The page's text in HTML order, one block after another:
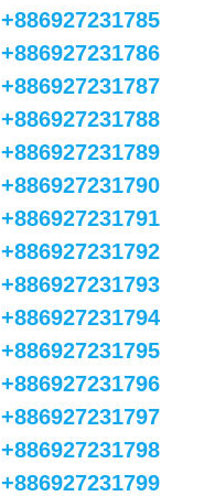
+886927231785
+886927231786
+886927231787
+886927231788
+886927231789
+886927231790
+886927231791
+886927231792
+886927231793
+886927231794
+886927231795
+886927231796
+886927231797
+886927231798
+886927231799